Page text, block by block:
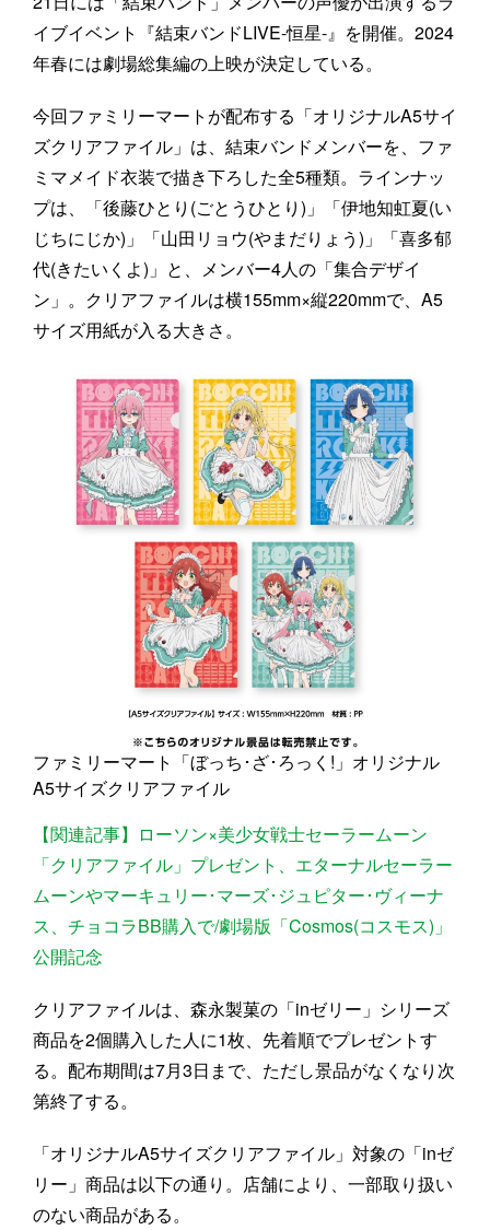
イブイベント『結束バンドLIVE-恒星-』を開催。2024
年春には劇場総集編の上映が決定している。
今回ファミリーマートが配布する「オリジナルA5サイ
ズクリアファイル」は、結束バンドメンバーを、ファ
ミマメイド衣装で描き下ろした全5種類。ラインナッ
プは、「後藤ひとり(ごとうひとり)」「伊地知虹夏(い
じちにじか)」「山田リョウ(やまだりょう)」「喜多郁
代(きたいくよ)」と、メンバー4人の「集合デザイ
ン」。クリアファイルは横155mm×縦220mmで、A5
サイズ用紙が入る大きさ。
ファミリーマート「ぼっち･ざ･ろっく!」オリジナル
A5サイズクリアファイル
【関連記事】ローソン×美少女戦士セーラームーン
「クリアファイル」プレゼント、エターナルセーラー
ムーンやマーキュリー･マーズ･ジュピター･ヴィーナ
ス、チョコラBB購入で/劇場版「Cosmos(コスモス)」
公開記念
クリアファイルは、森永製菓の「inゼリー」シリーズ
商品を2個購入した人に1枚、先着順でプレゼントす
る。配布期間は7月3日まで、ただし景品がなくなり次
第終了する。
「オリジナルA5サイズクリアファイル」対象の「inゼ
リー」商品は以下の通り。店舗により、一部取り扱い
のない商品がある。